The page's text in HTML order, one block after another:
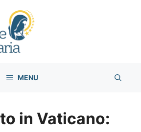
MENU
in Vaticano: